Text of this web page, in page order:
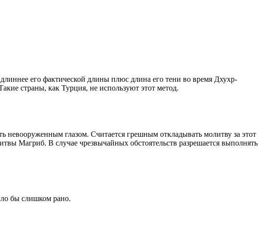
его фактической длины плюс длина его тени во время Дхухр-
страны, как Турция, не используют этот метод.
невооруженным глазом. Считается грешным откладывать молитву за этот
Магриб. В случае чрезвычайных обстоятельств разрешается выполнять
бы слишком рано.